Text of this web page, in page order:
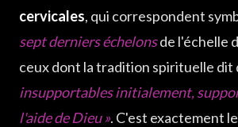
cervicales, qui correspondent
sept derniers échelonsde l'échelle
ceux dont la tradition spirituelle dit
insupportables initialement,
l'aide de Dieu ». C'est exactement